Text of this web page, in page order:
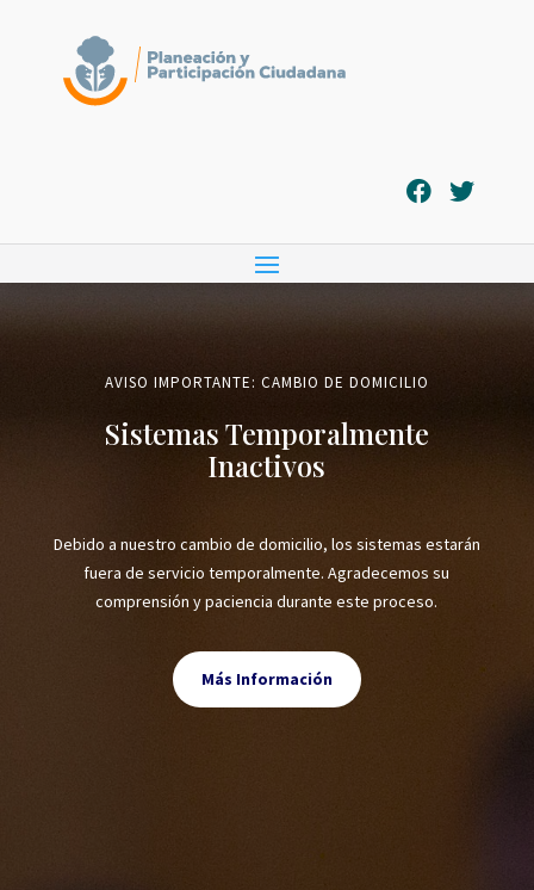
AVISO IMPORTANTE: CAMBIO DE DOMICILIO
Sistemas Temporalmente
Inactivos
Debido a nuestro cambio de domicilio, los sistemas estarán
fuera de servicio temporalmente. Agradecemos su
comprensión y paciencia durante este proceso.
Más Información